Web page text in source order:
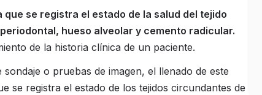
se registra el estado de la salud del tejido
hueso alveolar y cemento radicular.
de la historia clínica de un paciente.
o pruebas de imagen, el llenado de este
se registra el estado de los tejidos circundantes de